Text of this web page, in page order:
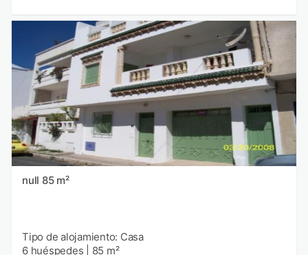
null 85 m²
Tipo de alojamiento: Casa
6 huéspedes
85 m²